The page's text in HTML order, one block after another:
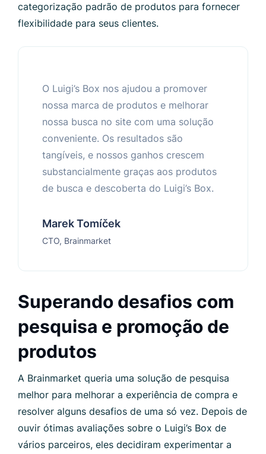
categorização padrão de produtos para fornecer
flexibilidade para seus clientes.
O Luigi’s Box nos ajudou a promover
nossa marca de produtos e melhorar
nossa busca no site com uma solução
conveniente. Os resultados são
tangíveis, e nossos ganhos crescem
substancialmente graças aos produtos
de busca e descoberta do Luigi’s Box.
Marek Tomíček
CTO, Brainmarket
Superando desafios com
pesquisa e promoção de
produtos
A Brainmarket queria uma solução de pesquisa
melhor para melhorar a experiência de compra e
resolver alguns desafios de uma só vez. Depois de
ouvir ótimas avaliações sobre o Luigi’s Box de
vários parceiros, eles decidiram experimentar a